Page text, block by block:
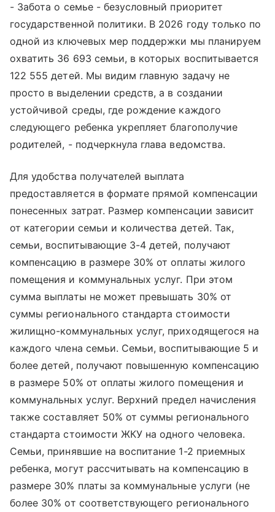
- Забота о семье - безусловный приоритет
государственной политики. В 2026 году только по
одной из ключевых мер поддержки мы планируем
охватить 36 693 семьи, в которых воспитывается
122 555 детей. Мы видим главную задачу не
просто в выделении средств, а в создании
устойчивой среды, где рождение каждого
следующего ребенка укрепляет благополучие
родителей, - подчеркнула глава ведомства.
Для удобства получателей выплата
предоставляется в формате прямой компенсации
понесенных затрат. Размер компенсации зависит
от категории семьи и количества детей. Так,
семьи, воспитывающие 3-4 детей, получают
компенсацию в размере 30% от оплаты жилого
помещения и коммунальных услуг. При этом
сумма выплаты не может превышать 30% от
суммы регионального стандарта стоимости
жилищно-коммунальных услуг, приходящегося на
каждого члена семьи. Семьи, воспитывающие 5 и
более детей, получают повышенную компенсацию
в размере 50% от оплаты жилого помещения и
коммунальных услуг. Верхний предел начисления
также составляет 50% от суммы регионального
стандарта стоимости ЖКУ на одного человека.
Семьи, принявшие на воспитание 1-2 приемных
ребенка, могут рассчитывать на компенсацию в
размере 30% платы за коммунальные услуги (не
более 30% от соответствующего регионального